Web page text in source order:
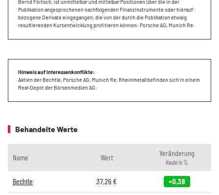
Bernd Förtsch, ist unmittelbar und mittelbar Positionen über die in der
Publikation angesprochenen nachfolgenden Finanzinstrumente oder hierauf
bezogene Derivate eingegangen, die von der durch die Publikation etwaig
resultierenden Kursentwicklung profitieren können: Porsche AG, Munich Re.
Hinweis auf Interessenkonflikte:
Aktien der Bechtle, Porsche AG, Munich Re, Rheinmetall befinden sich in einem
Real-Depot der Börsenmedien AG.
Behandelte Werte
Name Wert Veränderung
Heute in %
Bechtle 37,26 € +0,38